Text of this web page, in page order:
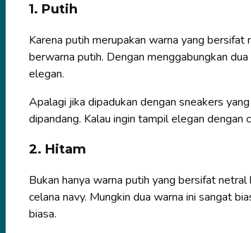
1. Putih
Karena putih merupakan warna yang
berwarna putih. Dengan menggabungkan
elegan.
Apalagi jika dipadukan dengan sneakers
dipandang. Kalau ingin tampil elegan dengan
2. Hitam
Bukan hanya warna putih yang bersifat
celana navy. Mungkin dua warna ini sangat
biasa.